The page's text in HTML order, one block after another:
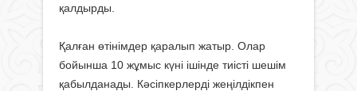
қалдырды.
Қалған өтінімдер қаралып жатыр. Олар
бойынша 10 жұмыс күні ішінде тиісті шешім
қабылданады. Кәсіпкерлерді жеңілдікпен